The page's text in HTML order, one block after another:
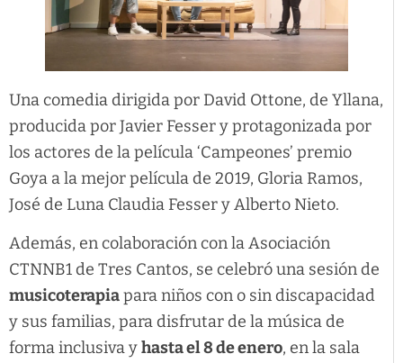
Una comedia dirigida por David Ottone, de Yllana,
producida por Javier Fesser y protagonizada por
los actores de la película ‘Campeones’ premio
Goya a la mejor película de 2019, Gloria Ramos,
José de Luna Claudia Fesser y Alberto Nieto.
Además, en colaboración con la Asociación
CTNNB1 de Tres Cantos, se celebró una sesión de
musicoterapiapara niños con o sin discapacidad
y sus familias, para disfrutar de la música de
forma inclusiva yhasta el 8 de enero, en la sala